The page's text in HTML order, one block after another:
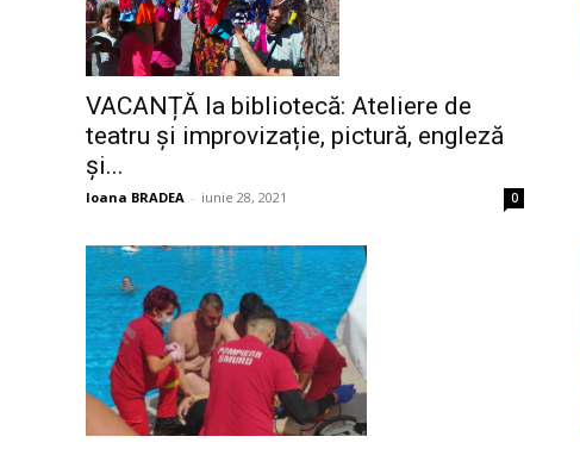
VACANȚĂ la bibliotecă: Ateliere de
teatru și improvizație, pictură, engleză
și...
Ioana BRADEA - iunie 28, 2021 0